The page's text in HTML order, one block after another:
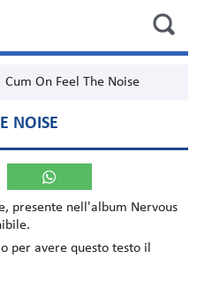
Cum On Feel The Noise
NOISE
, presente nell'album Nervous
per avere questo testo il